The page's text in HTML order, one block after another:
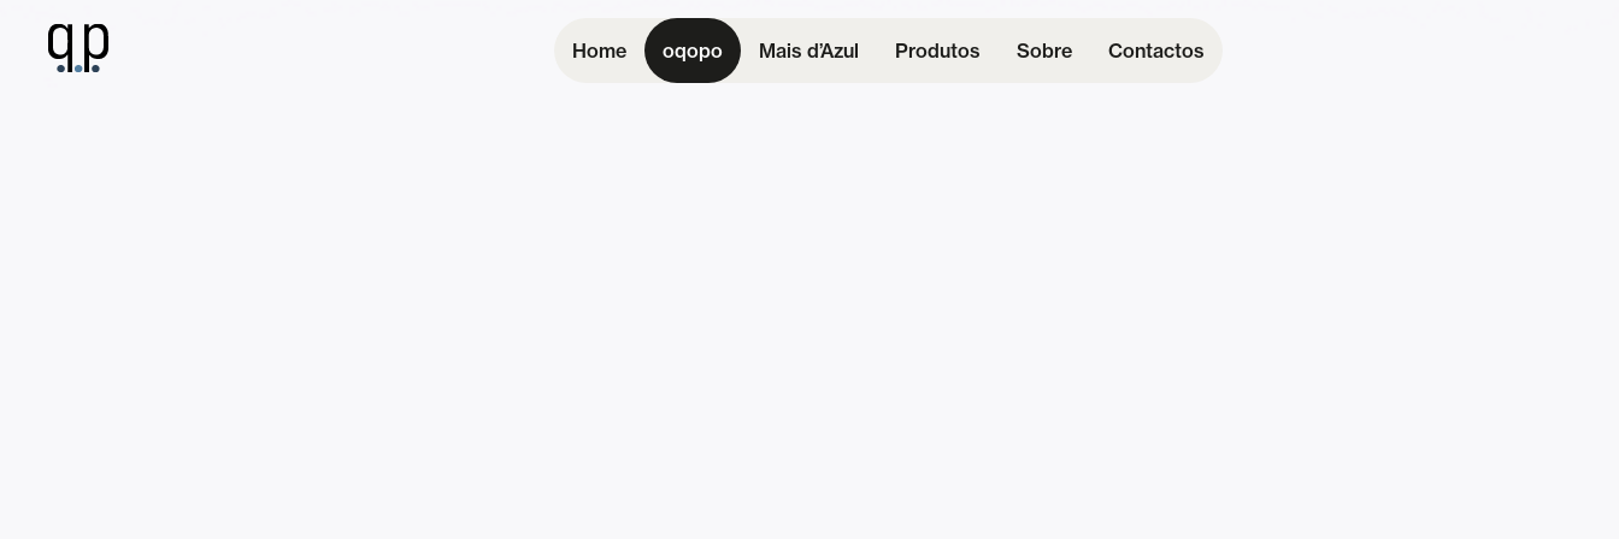
Home oqopo Mais d’Azul Produtos Sobre Contactos